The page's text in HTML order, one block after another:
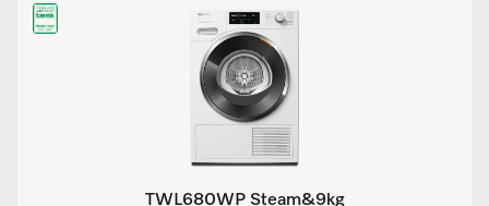
TWL680WP Steam&9kg